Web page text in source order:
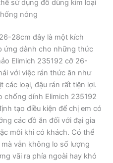
sử dụng đồ dùng kim loại
nóng
28cm đây là một kích
ứng dành cho những thức
Elimich 235192 cỡ 26-
với việc rán thức ăn như
các loại, đậu rán rất tiện lợi.
chống dính Elimich 235192
tạo điều kiện để chị em có
các đồ ăn đối với đại gia
mỗi khi có khách. Có thể
vẫn không lo số lượng
vãi ra phía ngoài hay khó